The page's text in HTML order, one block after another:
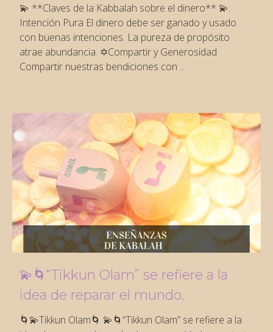
💫 **Claves de la Kabbalah sobre el dinero** 💫:
Intención Pura El dinero debe ser ganado y usado
con buenas intenciones. La pureza de propósito
atrae abundancia. ✡️Compartir y Generosidad
Compartir nuestras bendiciones con …
💫🌀“Tikkun Olam” se refiere a la
idea de reparar el mundo.
🌀💫Tikkun Olam🌀 💫🌀“Tikkun Olam” se refiere a la